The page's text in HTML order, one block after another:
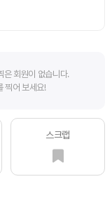
은 회원이 없습니다.
찍어 보세요!
스크랩